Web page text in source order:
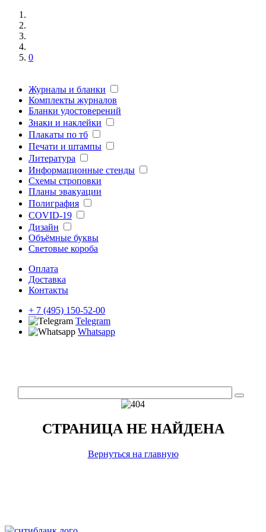
0
Журналы и бланки
Комплекты журналов
Бланки удостоверений
Знаки и наклейки
Плакаты по тб
Печати и штампы
Литература
Информационные стенды
Схемы строповки
Планы эвакуации
Полиграфия
COVID-19
Дизайн
Объёмные буквы
Световые короба
Оплата
Доставка
Контакты
+ 7 (495) 150-52-00
Telegram
Whatsapp
СТРАНИЦА НЕ НАЙДЕНА
Вернуться на главную